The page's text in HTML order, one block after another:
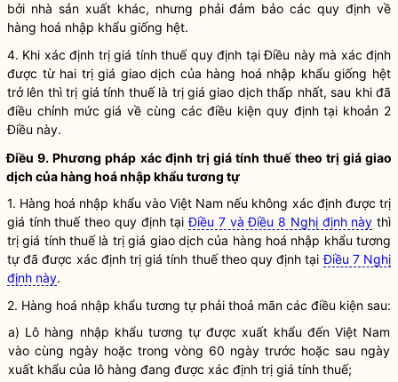
bởi nhà sản xuất khác, nhưng phải đảm bảo các quy định về
hàng hoá nhập khẩu giống hệt.
4. Khi xác định trị giá tính thuế quy định tại Điều này mà xác định
được từ hai trị giá giao dịch của hàng hoá nhập khẩu giống hệt
trở lên thì trị giá tính thuế là trị giá giao dịch thấp nhất, sau khi đã
điều chỉnh mức giá về cùng các điều kiện quy định tại khoản 2
Điều này.
Điều 9. Phương pháp xác định trị giá tính thuế theo trị giá giao
dịch củahàng hoánhập khẩu tương tự
1. Hàng hoá nhập khẩu vào Việt Nam nếu không xác định được trị
giá tính thuế theo quy định tạiĐiều 7 và Điều 8 Nghị định này thì
trị giá tính thuế là trị giá giao dịch của hàng hoá nhập khẩu tương
tự đã được xác định trị giá tính thuế theo quy định tạiĐiều 7 Nghị
định này.
2. Hàng hoá nhập khẩu tương tự phải thoả mãn các điều kiện sau:
a) Lô hàng nhập khẩu tương tự được xuất khẩu đến Việt Nam
vào cùng ngày hoặc trong vòng 60 ngày trước hoặc sau ngày
xuất khẩu của lô hàng đang được xác định trị giá tính thuế;